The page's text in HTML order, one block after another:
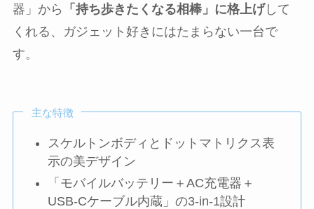
器」から
「持ち歩きたくなる相棒」に格上げして
くれる、ガジェット好きにはたまらない一台で
す。
主な特徴
スケルトンボディとドットマトリクス表
示の美デザイン
「モバイルバッテリー＋AC充電器＋
USB‑Cケーブル内蔵」の3‑in‑1設計